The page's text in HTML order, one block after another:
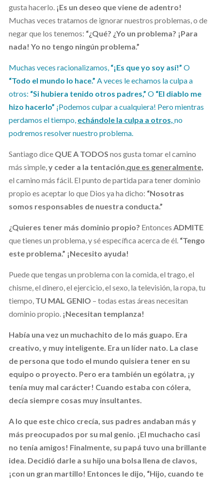
gusta hacerlo. ¡Es un deseo que viene de adentro!
Muchas veces tratamos de ignorar nuestros problemas, o de
negar que los tenemos: “¿Qué? ¿Yo un problema? ¡Para
nada! Yo no tengo ningún problema.”
Muchas veces racionalizamos, “¡Es que yo soy así!” O
“Todo el mundo lo hace.” A veces le echamos la culpa a
otros: “Si hubiera tenido otros padres,” O “El diablo me
hizo hacerlo” ¡Podemos culpar a cualquiera! Pero mientras
perdamos el tiempo, echándole la culpa a otros, no
podremos resolver nuestro problema.
Santiago dice QUE A TODOS nos gusta tomar el camino
más simple,y ceder a la tentación,que es generalmente,
el camino más fácil. El punto de partida para tener dominio
propio es aceptar lo que Dios ya ha dicho: “Nosotras
somos responsables de nuestra conducta.”
¿Quieres tener más dominio propio? Entonces ADMITE
que tienes un problema, y sé específica acerca de él. “Tengo
este problema.” ¡Necesito ayuda!
Puede que tengas un problema con la comida, el trago, el
chisme, el dinero, el ejercicio, el sexo, la televisión, la ropa, tu
tiempo, TU MAL GENIO – todas estas áreas necesitan
dominio propio. ¡Necesitan templanza!
Había una vez un muchachito de lo más guapo. Era
creativo, y muy inteligente. Era un líder nato. La clase
de persona que todo el mundo quisiera tener en su
equipo o proyecto. Pero era también un ególatra, ¡y
tenía muy mal carácter! Cuando estaba con cólera,
decía siempre cosas muy insultantes.
A lo que este chico crecía, sus padres andaban más y
más preocupados por su mal genio. ¡El muchacho casi
no tenía amigos! Finalmente, su papá tuvo una brillante
idea. Decidió darle a su hijo una bolsa llena de clavos,
¡con un gran martillo! Entonces le dijo, “Hijo, cuando te